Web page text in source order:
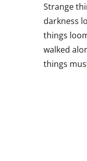
Strange
darkness
things
walked
things